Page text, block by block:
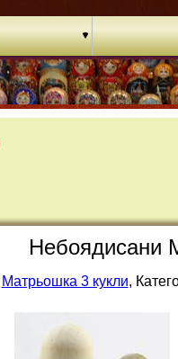
Небоядисани
Матрьошка 3 кукли,